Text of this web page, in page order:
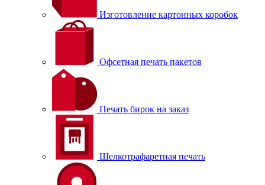
Изготовление картонных коробок
Офсетная печать пакетов
Печать бирок на заказ
Шелкотрафаретная печать